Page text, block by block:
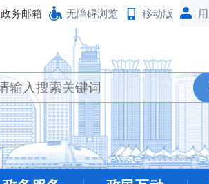
政务邮箱 无障碍浏览 移动版